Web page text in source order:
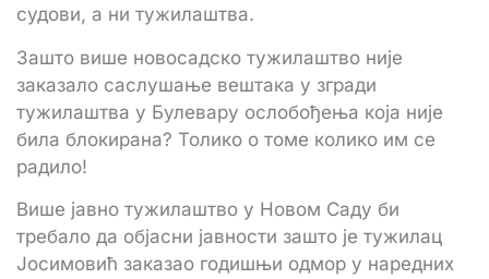
судови, а ни тужилаштва.
Зашто више новосадско тужилаштво није
заказало саслушање вештака у згради
тужилаштва у Булевару ослобођења која није
била блокирана? Толико о томе колико им се
радило!
Више јавно тужилаштво у Новом Саду би
требало да објасни јавности зашто је тужилац
Јосимовић заказао годишњи одмор у наредних